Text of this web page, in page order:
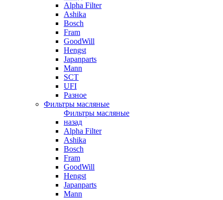
Alpha Filter
Ashika
Bosch
Fram
GoodWill
Hengst
Japanparts
Mann
SCT
UFI
Разное
Фильтры масляные
Фильтры масляные
назад
Alpha Filter
Ashika
Bosch
Fram
GoodWill
Hengst
Japanparts
Mann